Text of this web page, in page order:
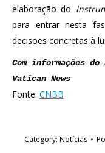
elaboração do
para entrar nesta
decisões concretas à
Com informações do
Vatican News
Fonte: CNBB
Category: Notícias